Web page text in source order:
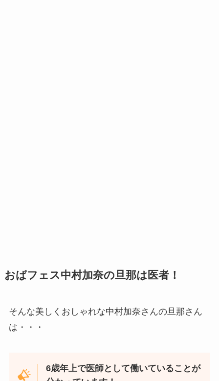
おばフェス中村加奈の旦那は医者！
そんな美しくおしゃれな中村加奈さんの旦那さん
は・・・
6歳年上で医師として働いていることが